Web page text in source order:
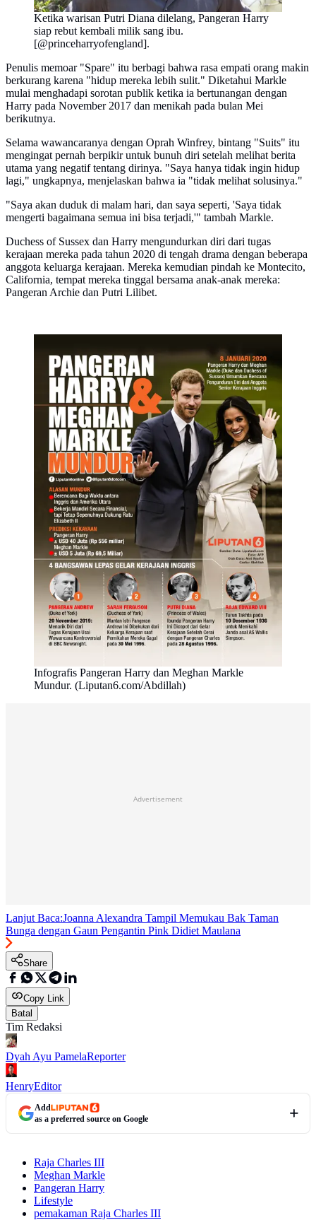
Ketika warisan Putri Diana dilelang, Pangeran Harry
siap rebut kembali milik sang ibu.
[@princeharryofengland].
Penulis memoar "Spare" itu berbagi bahwa rasa empati orang makin
berkurang karena "hidup mereka lebih sulit." Diketahui Markle
mulai menghadapi sorotan publik ketika ia bertunangan dengan
Harry pada November 2017 dan menikah pada bulan Mei
berikutnya.
Selama wawancaranya dengan Oprah Winfrey, bintang "Suits" itu
mengingat pernah berpikir untuk bunuh diri setelah melihat berita
utama yang negatif tentang dirinya. "Saya hanya tidak ingin hidup
lagi," ungkapnya, menjelaskan bahwa ia "tidak melihat solusinya."
"Saya akan duduk di malam hari, dan saya seperti, 'Saya tidak
mengerti bagaimana semua ini bisa terjadi,'" tambah Markle.
Duchess of Sussex dan Harry mengundurkan diri dari tugas
kerajaan mereka pada tahun 2020 di tengah drama dengan beberapa
anggota keluarga kerajaan. Mereka kemudian pindah ke Montecito,
California, tempat mereka tinggal bersama anak-anak mereka:
Pangeran Archie dan Putri Lilibet.
Infografis Pangeran Harry dan Meghan Markle
Mundur. (Liputan6.com/Abdillah)
Advertisement
Lanjut Baca:Joanna Alexandra Tampil Memukau Bak Taman
Bunga dengan Gaun Pengantin Pink Didiet Maulana
Share
Copy Link
Batal
Tim Redaksi
Dyah Ayu PamelaReporter
HenryEditor
Add
as a preferred source on Google
Raja Charles III
Meghan Markle
Pangeran Harry
Lifestyle
pemakaman Raja Charles III